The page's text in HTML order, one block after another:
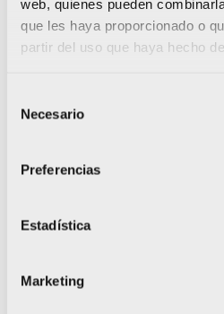
web, quienes pueden
que les haya proporcionado o
partir del uso que haya hecho
Necesario
Preferencias
Estadística
Marketing
¿Qué ha representado
Málaga? ¿Sobre todo en
Ha significado mucho.
momento perdí la
oportunidad y mi momento.
reafirmarme en la idea de
es ninguna utopía.